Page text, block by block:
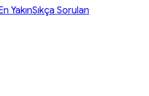
YakınSıkça Sorulan